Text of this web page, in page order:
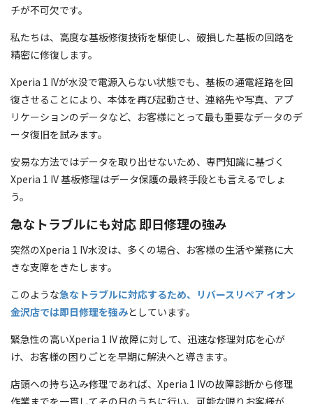
チが不可欠です。
私たちは、高度な基板修復技術を駆使し、破損した基板の回路を
精密に修復します。
Xperia 1 IVが水没で電源入らない状態でも、基板の通電経路を回
復させることにより、本体を再び起動させ、連絡先や写真、アプ
リケーションのデータなど、お客様にとって最も重要なデータのデ
ータ復旧を試みます。
安易な方法ではデータを取り出せないため、専門知識に基づく
Xperia 1 IV 基板修理はデータ保護の最終手段とも言えるでしょ
う。
急なトラブルにも対応 即日修理の強み
突然のXperia 1 IV水没は、多くの場合、お客様の生活や業務に大
きな支障をきたします。
このような急なトラブルに対応するため、リバースリペア イオン
金沢店では即日修理を強みとしています。
緊急性の高いXperia 1 IV 故障に対して、迅速な修理対応を心が
け、お客様の困りごとを早期に解決へと導きます。
店頭への持ち込み修理であれば、Xperia 1 IVの故障診断から修理